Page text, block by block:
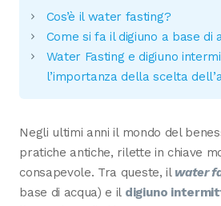
Cos’è il water fasting?
Come si fa il digiuno a base di
Water Fasting e digiuno
l’importanza della scelta
Negli ultimi anni il mondo del
pratiche antiche, rilette in chiave
consapevole. Tra queste, il water
base di acqua) e il digiuno